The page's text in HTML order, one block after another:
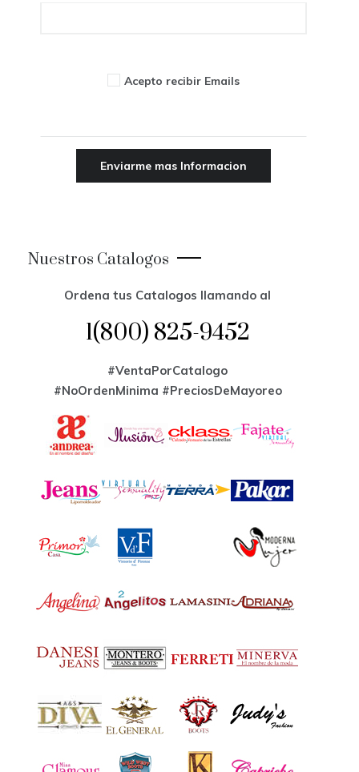
Acepto recibir Emails
Nuestros Catalogos
Ordena tus Catalogos llamando al
1(800) 825-9452
#VentaPorCatalogo
#NoOrdenMinima #PreciosDeMayoreo